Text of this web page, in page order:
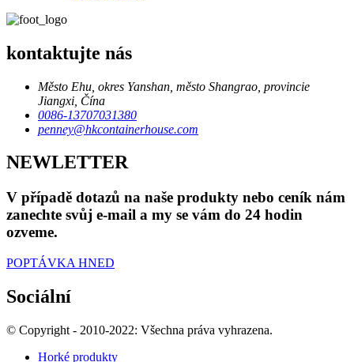
kontaktujte nás
Město Ehu, okres Yanshan, město Shangrao, provincie
Jiangxi, Čína
0086-13707031380
penney@hkcontainerhouse.com
NEWLETTER
V případě dotazů na naše produkty nebo ceník nám
zanechte svůj e-mail a my se vám do 24 hodin
ozveme.
POPTÁVKA HNED
Sociální
© Copyright - 2010-2022: Všechna práva vyhrazena.
Horké produkty